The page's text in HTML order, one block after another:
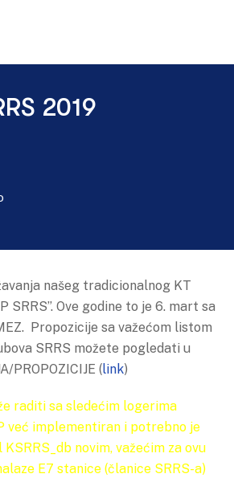
2019
našeg tradicionalnog KT
SRRS”. Ove godine to je 6. mart sa
Propozicije sa važećom listom
SRRS možete pogledati u
PROPOZICIJE (link)
raditi sa sledećim logerima
već implementiran i potrebno je
novim, važećim za ovu
E7 stanice (članice SRRS-a)